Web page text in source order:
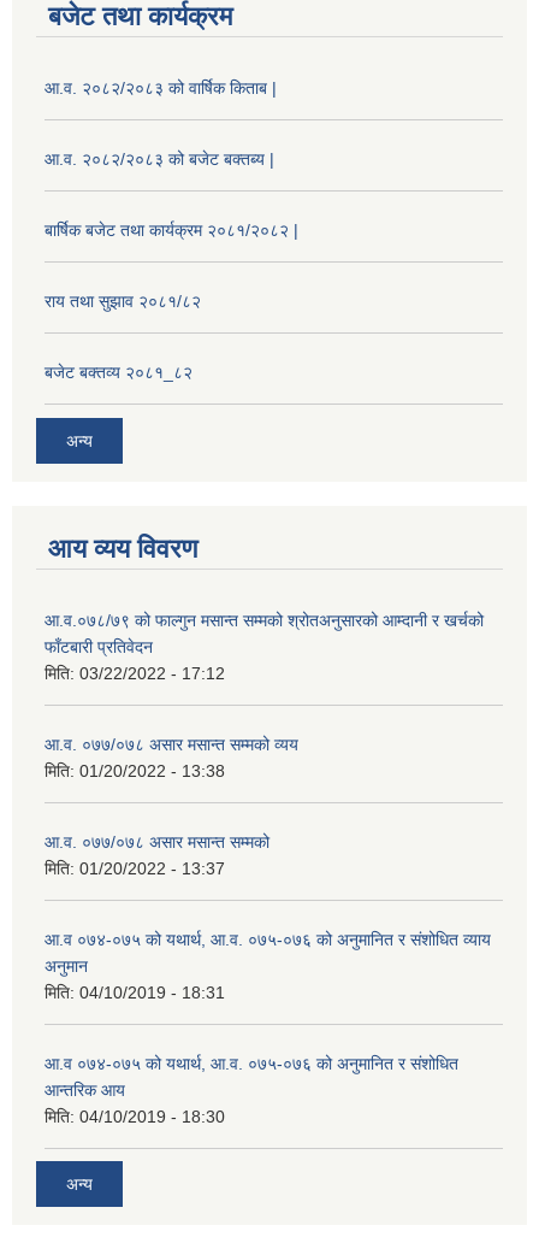
बजेट तथा कार्यक्रम
आ.व. २०८२/२०८३ को वार्षिक किताब |
आ.व. २०८२/२०८३ को बजेट बक्तब्य |
बार्षिक बजेट तथा कार्यक्रम २०८१/२०८२ |
राय तथा सुझाव २०८१/८२
बजेट बक्तव्य २०८१_८२
अन्य
आय व्यय विवरण
आ.व.०७८/७९ को फाल्गुन मसान्त सम्मको श्रोतअनुसारको आम्दानी र खर्चको
फाँटबारी प्रतिवेदन
मिति: 03/22/2022 - 17:12
आ.व. ०७७/०७८ असार मसान्त सम्मको व्यय
मिति: 01/20/2022 - 13:38
आ.व. ०७७/०७८ असार मसान्त सम्मको
मिति: 01/20/2022 - 13:37
आ.व ०७४-०७५ को यथार्थ, आ.व. ०७५-०७६ को अनुमानित र संशोधित व्याय
अनुमान
मिति: 04/10/2019 - 18:31
आ.व ०७४-०७५ को यथार्थ, आ.व. ०७५-०७६ को अनुमानित र संशोधित
आन्तरिक आय
मिति: 04/10/2019 - 18:30
अन्य